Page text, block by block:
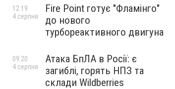
Fire Point готує "Фламінго"
до нового
турбореактивного двигуна
12:19
4 серпня
Атака БпЛА в Росії: є
загиблі, горять НПЗ та
склади Wildberries
09:20
4 серпня